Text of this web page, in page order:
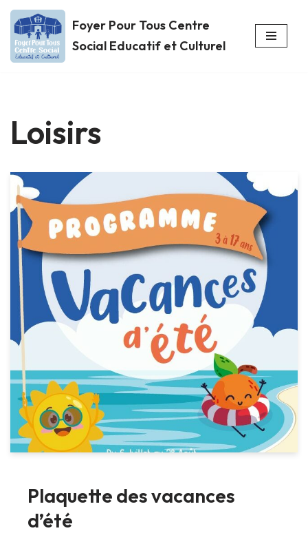
Aller
au
Foyer Pour Tous Centre
Social Educatif et Culturel
Loisirs
Plaquette des vacances
d’été